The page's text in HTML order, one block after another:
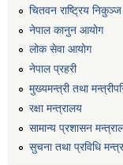
चितवन राष्ट्रिय निकुञ्ज
नेपाल कानुन आयोग
लोक सेवा आयोग
नेपाल प्रहरी
मुख्यमन्त्री तथा
रक्षा मन्त्रालय
सामान्य प्रशासन
सुचना तथा प्रविधि